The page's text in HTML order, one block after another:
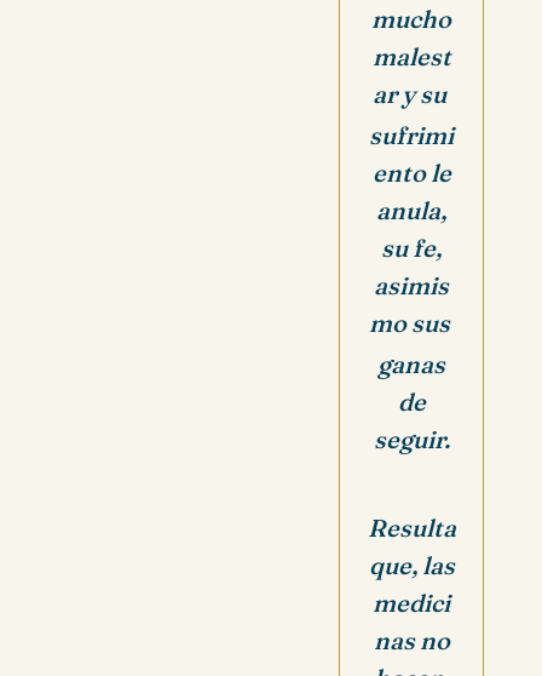
mucho
malest
ar y su
sufrimi
ento le
anula,
su fe,
asimis
mo sus
ganas
de
seguir.
Resulta
que, las
medici
nas no